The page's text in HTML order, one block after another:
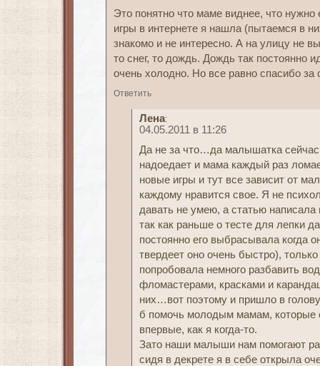
Это понятно что маме виднее, что
игры в интернете я нашла (пытаемся в
знакомо и не интересно. А на улицу не
то снег, то дождь. Дождь так постоянно
очень холодно. Но все равно спасибо за
Ответить
Лена:
04.05.2011 в 11:26
Да не за что…да малышатка
надоедает и мама каждый раз
новые игры и тут все зависит от
каждому нравится свое. Я не
давать не умею, а статью написала
так как раньше о тесте для лепки
постоянно его выбрасывала когда
твердеет оно очень быстро),
попробовала немного разбавить
фломастерами, красками и
них…вот поэтому и пришло в
б помочь молодым мамам, которые
впервые, как я когда-то.
Зато наши малыши нам помогают
сидя в декрете я в себе открыла